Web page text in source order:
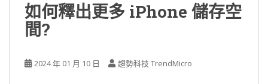
如何釋出更多 iPhone 儲存空
間?
2024 年 01 月 10 日 趨勢科技 TrendMicro